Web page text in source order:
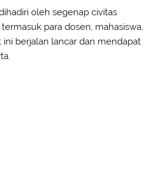
oleh segenap civitas
para dosen, mahasiswa,
ini berjalan lancar dan mendapat